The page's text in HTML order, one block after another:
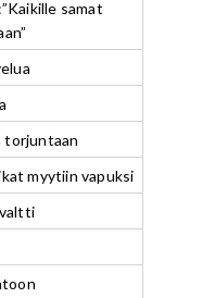
samat
torjuntaan
myytiin vapuksi